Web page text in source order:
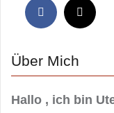
Über Mich
Hallo , ich bin